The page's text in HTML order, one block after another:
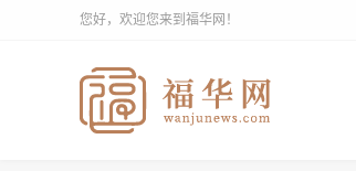
您好，欢迎您来到福华网！